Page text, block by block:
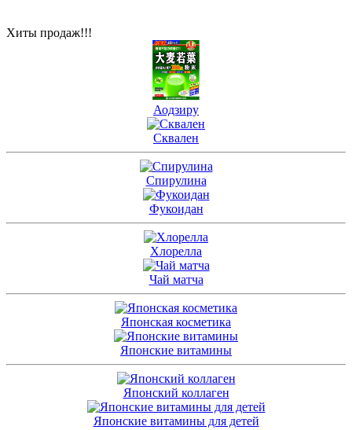
Хиты продаж!!!
Аодзиру
Сквален
Спирулина
Фукоидан
Хлорелла
Чай матча
Японская косметика
Японские витамины
Японский коллаген
Японские витамины для детей